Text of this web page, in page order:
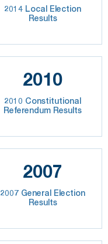
2014 Local Election
Results
2010
2010 Constitutional
Referendum Results
2007
2007 General Election
Results